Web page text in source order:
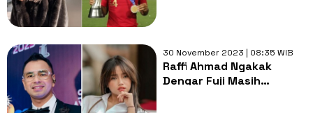
30 November 2023 | 08:35 WIB
Raffi Ahmad Ngakak
Dengar Fuji Masih